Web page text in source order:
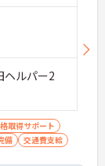
ヘルパー2
取得サポート
備 交通費支給